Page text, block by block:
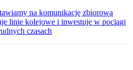
na komunikację zbiorową
linie kolejowe i inwestuje w pociągi
czasach